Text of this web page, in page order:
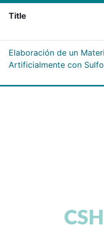
Title
Elaboración de un
Artificialmente con
CSH